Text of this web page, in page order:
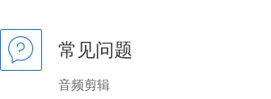
常见问题
音频剪辑